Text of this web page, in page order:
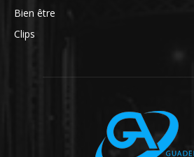
Bien être
Clips